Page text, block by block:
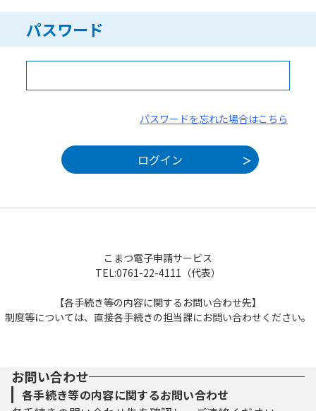
パスワード
パスワードを忘れた場合はこちら
こまつ電子申請サービス
TEL:0761-22-4111（代表）
【各手続き等の内容に関するお問い合わせ先】
制度等については、直接各手続きの担当課にお問い合わせください。
お問い合わせ
各手続き等の内容に関するお問い合わせ